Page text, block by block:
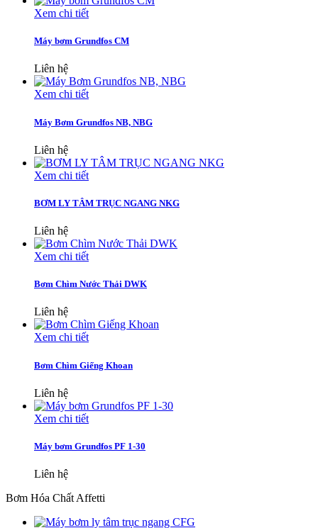
Xem chi tiết
Máy bơm Grundfos CM
Liên hệ
Xem chi tiết
Máy Bơm Grundfos NB, NBG
Liên hệ
Xem chi tiết
BƠM LY TÂM TRỤC NGANG NKG
Liên hệ
Xem chi tiết
Bơm Chìm Nước Thải DWK
Liên hệ
Xem chi tiết
Bơm Chìm Giếng Khoan
Liên hệ
Xem chi tiết
Máy bơm Grundfos PF 1-30
Liên hệ
Bơm Hóa Chất Affetti